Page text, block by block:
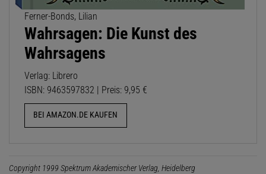
Ferner-Bonds, Lilian
Wahrsagen: Die Kunst des
Wahrsagens
Verlag: Librero
ISBN: 9463597832 | Preis: 9,95 €
BEI AMAZON.DE KAUFEN
Copyright 1999 Spektrum Akademischer Verlag, Heidelberg